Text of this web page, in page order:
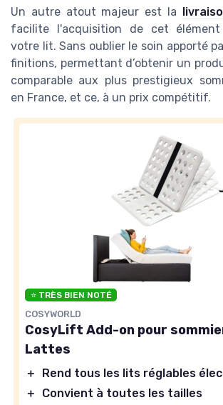
Un autre atout majeur est la
facilite l'acquisition de cet
votre lit. Sans oublier le soin apporté
finitions, permettant d’obtenir un
comparable aux plus prestigieux
en France, et ce, à un prix compétitif.
⭐ TRÈS BIEN NOTÉ
COSYWORLD
CosyLift Add-on pour
Lattes
＋
Rend tous les lits réglables
＋
Convient à toutes les tailles